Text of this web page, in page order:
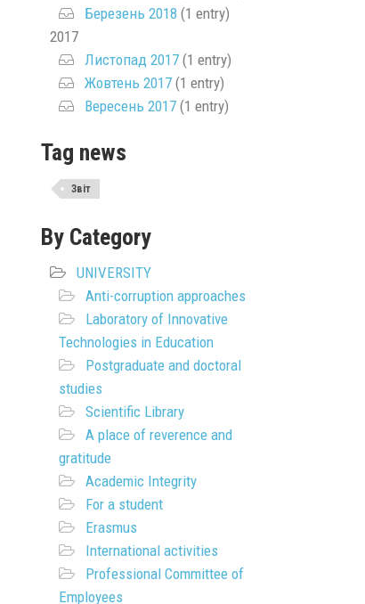
Березень 2018 (1 entry)
2017
Листопад 2017(1 entry)
Жовтень 2017(1 entry)
Вересень 2017(1 entry)
Tag news
Звіт
By Category
UNIVERSITY
Anti-corruption approaches
Laboratory of Innovative
Technologies in Education
Postgraduate and doctoral
studies
Scientific Library
A place of reverence and
gratitude
Academic Integrity
For a student
Erasmus
International activities
Professional Committee of
Employees